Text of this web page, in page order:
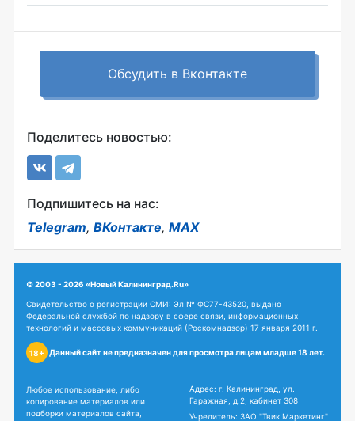
Обсудить в Вконтакте
Поделитесь новостью:
Подпишитесь на нас:
Telegram, ВКонтакте, MAX
© 2003 - 2026 «Новый Калининград.Ru»
Свидетельство о регистрации СМИ: Эл № ФС77-43520, выдано
Федеральной службой по надзору в сфере связи, информационных
технологий и массовых коммуникаций (Роскомнадзор) 17 января 2011 г.
18+ Данный сайт не предназначен для просмотра лицам младше 18 лет.
Любое использование, либо
копирование материалов или
подборки материалов сайта,
Адрес: г. Калининград, ул.
Гаражная, д.2, кабинет 308
Учредитель: ЗАО "Твик Маркетинг"